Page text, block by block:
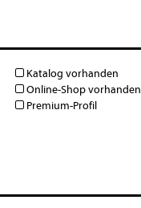
Katalog vorhanden
Online-Shop vorhanden
Premium-Profil